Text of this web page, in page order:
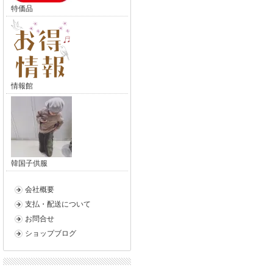
特価品
情報館
韓国子供服
会社概要
支払・配送について
お問合せ
ショップブログ